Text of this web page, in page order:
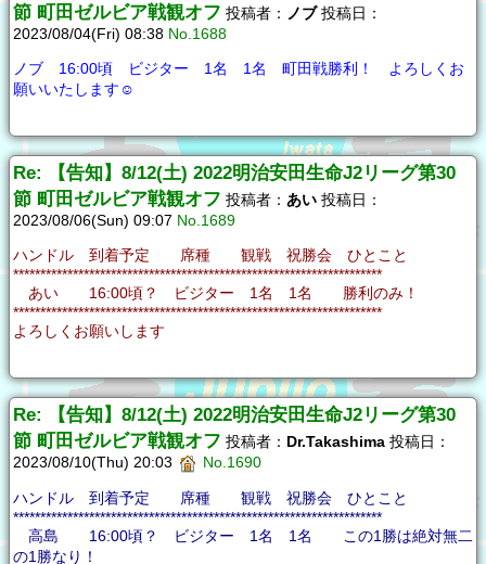
節 町田ゼルビア戦観オフ 投稿者： ノブ投稿日：
2023/08/04(Fri) 08:38 No.1688
ノブ 16:00頃 ビジター 1名 1名 町田戦勝利！ よろしくお
願いいたします☺
Re: 【告知】8/12(土) 2022明治安田生命J2リーグ第30
節 町田ゼルビア戦観オフ 投稿者： あい 投稿日：
2023/08/06(Sun) 09:07 No.1689
ハンドル 到着予定 席種 観戦 祝勝会 ひとこと
********************************************************************
あい 16:00頃？ ビジター 1名 1名 勝利のみ！
********************************************************************
よろしくお願いします
Re: 【告知】8/12(土) 2022明治安田生命J2リーグ第30
節 町田ゼルビア戦観オフ 投稿者： Dr.Takashima 投稿日：
2023/08/10(Thu) 20:03
No.1690
ハンドル 到着予定 席種 観戦 祝勝会 ひとこと
********************************************************************
高島 16:00頃？ ビジター 1名 1名 この1勝は絶対無二
の1勝なり！